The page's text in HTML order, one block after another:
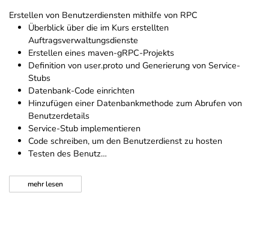
Erstellen von Benutzerdiensten mithilfe von RPC
Überblick über die im Kurs erstellten
Auftragsverwaltungsdienste
Erstellen eines maven-gRPC-Projekts
Definition von user.proto und Generierung von Service-
Stubs
Datenbank-Code einrichten
Hinzufügen einer Datenbankmethode zum Abrufen von
Benutzerdetails
Service-Stub implementieren
Code schreiben, um den Benutzerdienst zu hosten
Testen des Benutz…
mehrlesen